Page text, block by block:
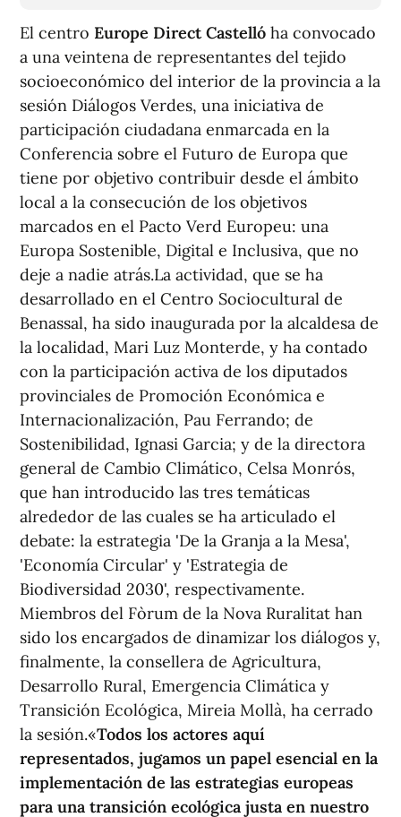
El centro Europe Direct Castelló ha convocado
a una veintena de representantes del tejido
socioeconómico del interior de la provincia a la
sesión Diálogos Verdes, una iniciativa de
participación ciudadana enmarcada en la
Conferencia sobre el Futuro de Europa que
tiene por objetivo contribuir desde el ámbito
local a la consecución de los objetivos
marcados en el Pacto Verd Europeu: una
Europa Sostenible, Digital e Inclusiva, que no
deje a nadie atrás.La actividad, que se ha
desarrollado en el Centro Sociocultural de
Benassal, ha sido inaugurada por la alcaldesa de
la localidad, Mari Luz Monterde, y ha contado
con la participación activa de los diputados
provinciales de Promoción Económica e
Internacionalización, Pau Ferrando; de
Sostenibilidad, Ignasi Garcia; y de la directora
general de Cambio Climático, Celsa Monrós,
que han introducido las tres temáticas
alrededor de las cuales se ha articulado el
debate: la estrategia 'De la Granja a la Mesa',
'Economía Circular' y 'Estrategia de
Biodiversidad 2030', respectivamente.
Miembros del Fòrum de la Nova Ruralitat han
sido los encargados de dinamizar los diálogos y,
finalmente, la consellera de Agricultura,
Desarrollo Rural, Emergencia Climática y
Transición Ecológica, Mireia Mollà, ha cerrado
la sesión.«Todos los actores aquí
representados, jugamos un papel esencial en la
implementación de las estrategias europeas
para una transición ecológica justa en nuestro